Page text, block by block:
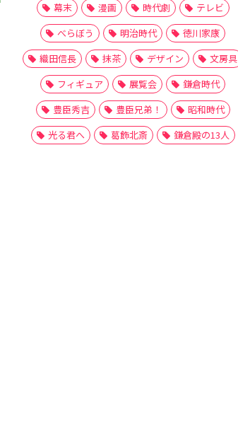
幕末
漫画 時代劇
テレビ
べらぼう
明治時代
徳川家康
織田信長
抹茶 デザイン
文房具
フィギュア
展覧会
鎌倉時代
豊臣秀吉
豊臣兄弟！
昭和時代
光る君へ
葛飾北斎 鎌倉殿の13人